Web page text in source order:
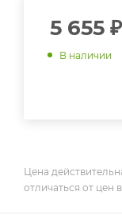
5 655 ₽
В наличии
Цена
отличаться от цен